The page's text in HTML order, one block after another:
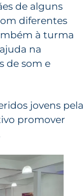
de alguns
diferentes
à turma
na
de som e
jovens pela
promover